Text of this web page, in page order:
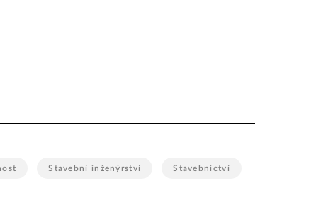
Stavební inženýrství Stavebnictví